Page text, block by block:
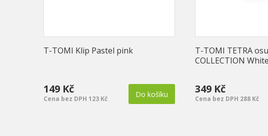
T-TOMI Klip Pastel pink
149 Kč
Cena bez DPH 123 Kč Do košíku
T-TOMI TETRA
COLLECTION
349 Kč
Cena bez DPH 288 Kč